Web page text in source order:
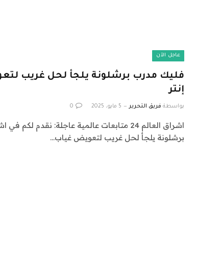
عاجل الآن
فليك مدرب برشلونة يلجأ لحل غريب
إنتر
بواسطة فريق التحرير 5 مايو، 2025 0
برشلونة يلجأ لحل غريب لتعويض غياب…